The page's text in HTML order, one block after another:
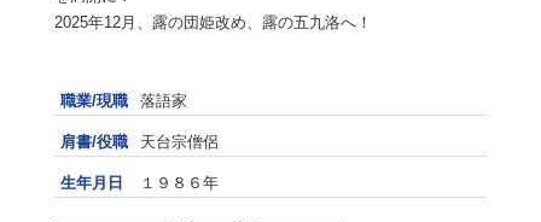
2025年12月、露の団姫改め、露の五九洛へ！
職業/現職 落語家
肩書/役職 天台宗僧侶
生年月日 １９８６年